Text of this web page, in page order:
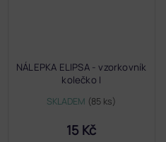
NÁLEPKA ELIPSA - vzorkovník
kolečko I
SKLADEM (85 ks)
15 Kč